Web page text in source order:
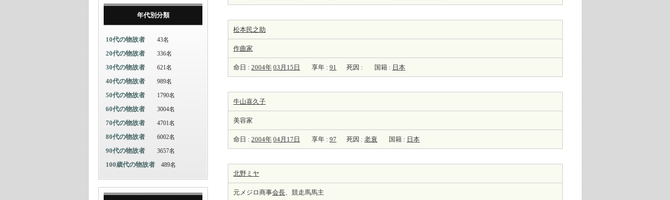
松本民之助
作曲家
命日 : 2004年 03月15日 享年 : 91 死因 : 国籍 : 日本
牛山喜久子
美容家
命日 : 2004年 04月17日 享年 : 97 死因 : 老衰 国籍 : 日本
北野ミヤ
元メジロ商事会長、競走馬馬主
年代別分類
10代の物故者 43名
20代の物故者 336名
30代の物故者 621名
40代の物故者 989名
50代の物故者 1790名
60代の物故者 3004名
70代の物故者 4701名
80代の物故者 6002名
90代の物故者 3657名
100歳代の物故者 489名